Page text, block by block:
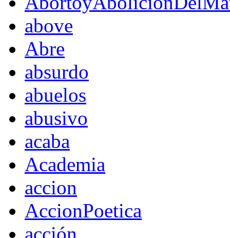
above
Abre
absurdo
abuelos
abusivo
acaba
Academia
accion
AccionPoetica